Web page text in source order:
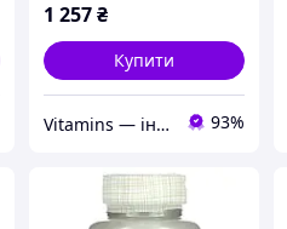
1 257₴
Купити
Vitamins — інтернет-магазин вітамінів та мінералів 93%